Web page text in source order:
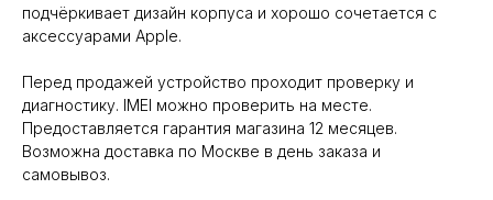
подчёркивает дизайн корпуса и хорошо сочетается с
аксессуарами Apple.
Перед продажей устройство проходит проверку и
диагностику. IMEI можно проверить на месте.
Предоставляется гарантия магазина 12 месяцев.
Возможна доставка по Москве в день заказа и
самовывоз.